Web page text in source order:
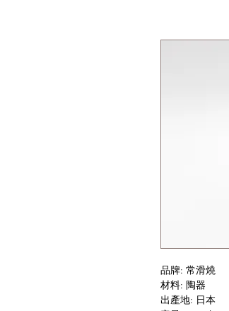
品牌: 常滑燒
材料: 陶器
出產地: 日本